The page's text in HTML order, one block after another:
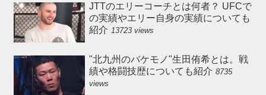
JTTのエリーコーチとは何者？ UFCで
の実績やエリー自身の実績についても
紹介 13723 views
"北九州のバケモノ"生田侑希とは。戦
績や格闘技歴についても紹介 8735
views